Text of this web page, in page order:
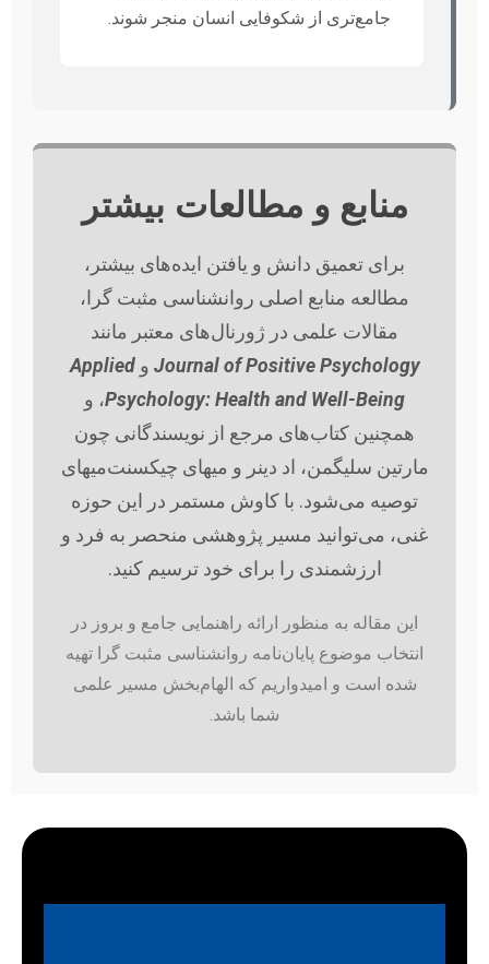
جامع‌تری از شکوفایی انسان منجر شوند.
منابع و مطالعات بیشتر
برای تعمیق دانش و یافتن ایده‌های بیشتر،
مطالعه منابع اصلی روانشناسی مثبت گرا،
مقالات علمی در ژورنال‌های معتبر مانند
Journal of Positive Psychology وApplied
Psychology: Health and Well-Being، و
همچنین کتاب‌های مرجع از نویسندگانی چون
مارتین سلیگمن، اد دینر و میهای چیکسنت‌میهای
توصیه می‌شود. با کاوش مستمر در این حوزه
غنی، می‌توانید مسیر پژوهشی منحصر به فرد و
ارزشمندی را برای خود ترسیم کنید.
این مقاله به منظور ارائه راهنمایی جامع و بروز در
انتخاب موضوع پایان‌نامه روانشناسی مثبت گرا تهیه
شده است و امیدواریم که الهام‌بخش مسیر علمی
شما باشد.